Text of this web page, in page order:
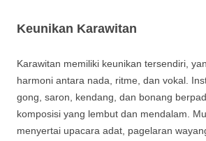
Keunikan Karawitan
Karawitan memiliki keunikan tersendiri,
harmoni antara nada, ritme, dan vokal.
gong, saron, kendang, dan bonang
komposisi yang lembut dan mendalam.
menyertai upacara adat, pagelaran